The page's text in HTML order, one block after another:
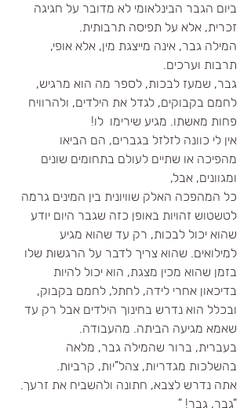
ביום הגבר הבינלאומי לא מדובר על חגיגה
זכרית, אלא על תפיסה תרבותית.
המילה גבר, אינה מייצגת מין, אלא אופי,
תרבות וערכים.
גבר, שמעז לבכות, לספר מה הוא מרגיש,
לחמם בקבוקים, לגדל את הילדים, ולהרוויח
פחות מאשתו. מגיע שירימו  לו!
אין לי כוונה לזלזל בגברים, הם הביאו
מהפיכה או שתיים לעולם בתחומים שונים
ומגוונים, אבל,
כל המהפכה האלק שוויונית בין המינים גרמה
לטשטוש זהויות באופן כזה שגבר היום יודע
שהוא יכול לבכות, רק עד שהוא מגיע
למילואים. שהוא צריך לדבר על הרגשות שלו
בזמן שהוא מכין מצגת, הוא יכול להיות
בדיכאון אחרי לידה, לחתל, לחמם בקבוק,
ובכלל הוא נדרש בחינוך הילדים אבל רק עד
שאמא מגיעה הביתה. מהעבודה.
בעברית, ברור שהמילה גבר, מלאה
בהשלכות מגדריות, צהל"יות, קרביות.
אתה נדרש לצבא, חתונה ולהשביח את זרעך.
"גבר, גבר! "